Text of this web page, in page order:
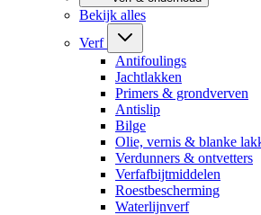
Bekijk alles
Verf
Antifoulings
Jachtlakken
Primers & grondverven
Antislip
Bilge
Olie, vernis & blanke
Verdunners & ontvetters
Verfafbijtmiddelen
Roestbescherming
Waterlijnverf